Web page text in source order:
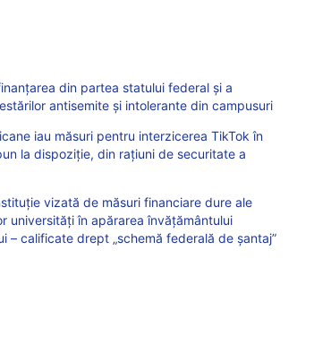
din partea statului federal și a
antisemite și intolerante din campusuri
iau măsuri pentru interzicerea TikTok în
la dispoziție, din rațiuni de securitate a
vizată de măsuri financiare dure ale
universități în apărarea învățământului
– calificate drept „schemă federală de șantaj”